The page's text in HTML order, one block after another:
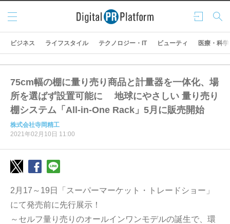
ログ
イン
検索
メニ
ュー
ビジネス ライフスタイル テクノロジー・IT ビューティ 医療・科学
75cm幅の棚に量り売り商品と計量器を一体化、場
所を選ばず設置可能に 地球にやさしい 量り売り
棚システム「All-in-One Rack」5月に販売開始
株式会社寺岡精工
2021年02月10日 11:00
2月17～19日「スーパーマーケット・トレードショー」
にて発売前に先行展示！
～セルフ量り売りのオールインワンモデルの誕生で、環